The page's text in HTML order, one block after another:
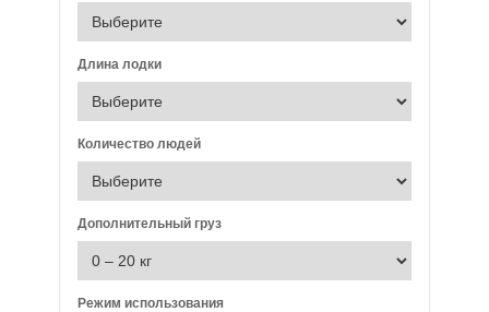
Длина лодки
Количество людей
Дополнительный груз
Режим использования